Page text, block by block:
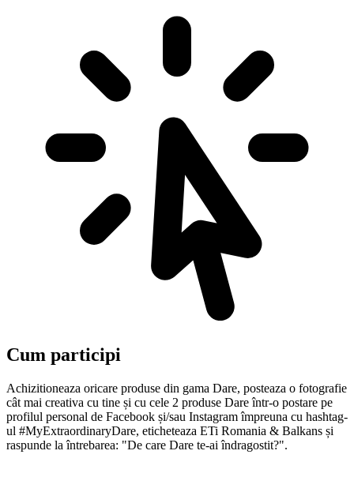
Cum participi
Achizitioneaza oricare produse din gama Dare, posteaza o fotografie
cât mai creativa cu tine și cu cele 2 produse Dare într-o postare pe
profilul personal de Facebook și/sau Instagram împreuna cu hashtag-
ul #MyExtraordinaryDare, eticheteaza ETi Romania & Balkans și
raspunde la întrebarea: "De care Dare te-ai îndragostit?".